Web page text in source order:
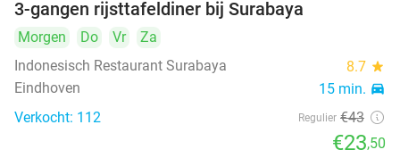
3-gangen rijsttafeldiner bij Surabaya
Morgen Do Vr
Za
Indonesisch Restaurant Surabaya
8.7 star
Eindhoven 15 min. directions_car
Verkocht: 112 Regulier €43
€23,50